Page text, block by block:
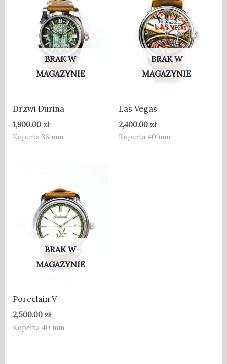
BRAK W
MAGAZYNIE
Drzwi Durina
1,900.00 zł
Koperta 36 mm
BRAK W
MAGAZYNIE
Las Vegas
2,400.00 zł
Koperta 40 mm
BRAK W
MAGAZYNIE
Porcelain V
2,500.00 zł
Koperta 40 mm